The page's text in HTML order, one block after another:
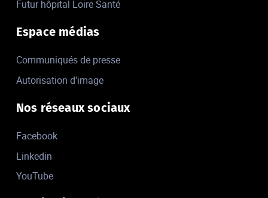
Futur hôpital Loire Santé
Espace médias
Communiqués de presse
Autorisation d'image
Nos réseaux sociaux
Facebook
Linkedin
YouTube